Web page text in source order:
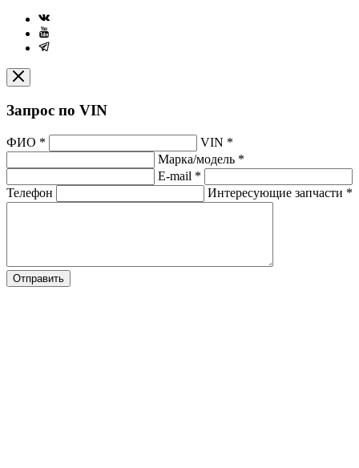
Запрос по VIN
ФИО * VIN *
Марка/модель *
E-mail *
Телефон
Интересующие запчасти *